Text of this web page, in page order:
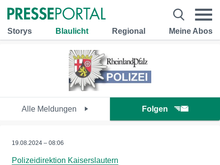
Storys Blaulicht Regional Meine Abos
Alle Meldungen Folgen
19.08.2024 – 08:06
Polizeidirektion Kaiserslautern